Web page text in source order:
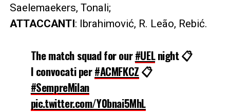
Saelemaekers, Tonali;
ATTACCANTI : Ibrahimović, R. Leão, Rebić.
The match squad for our#UELnight 📋
I convocati per#ACMFKCZ📋
#SempreMilan
pic.twitter.com/Y0bnai5MhL